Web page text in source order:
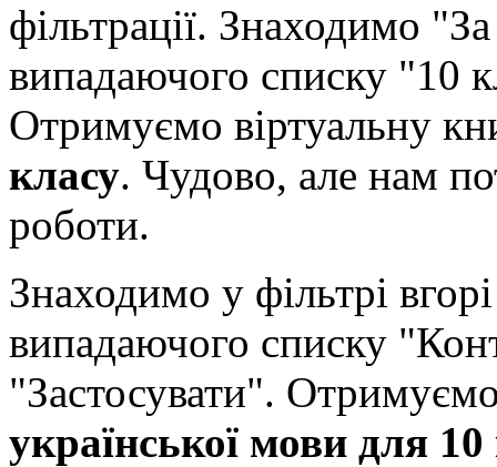
фільтрації. Знаходимо
випадаючого списку "10
Отримуємо віртуальну
класу. Чудово, але нам
роботи.
Знаходимо у фільтрі
випадаючого списку
"Застосувати".
української мови для